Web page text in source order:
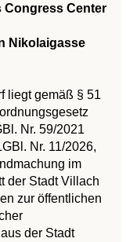
Congress Center
Nikolaigasse
liegt gemäß § 51
Nr. 59/2021
Nr. 11/2026,
im
der Stadt Villach
zur öffentlichen
der Stadt